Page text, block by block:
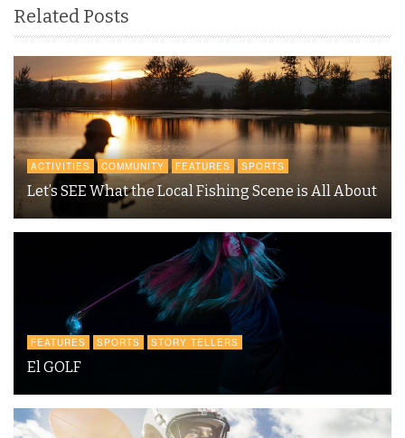
Related Posts
ACTIVITIES COMMUNITY FEATURES SPORTS
Let’s SEE What the Local Fishing Scene is All About
FEATURES SPORTS STORY TELLERS
El GOLF